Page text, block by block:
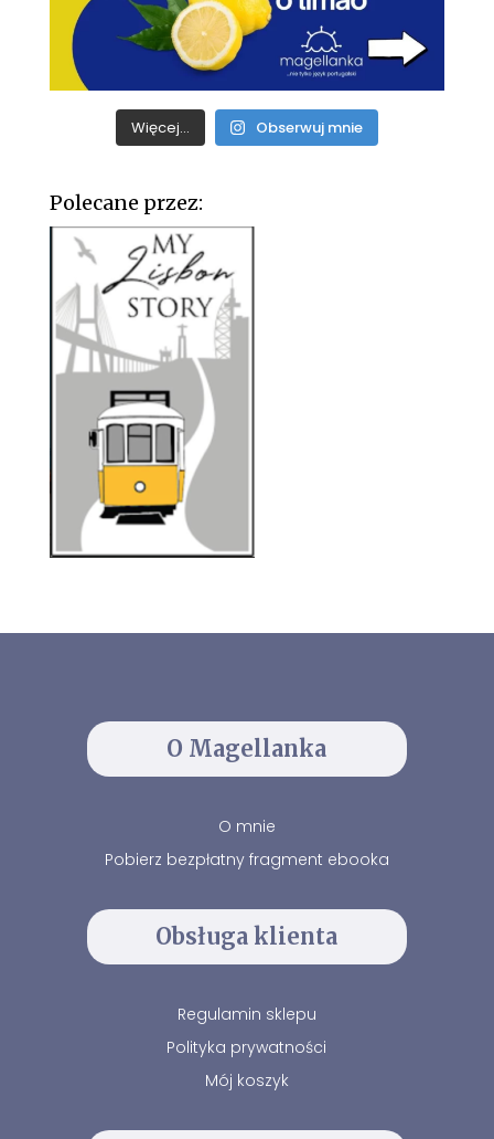
Więcej... Obserwuj mnie
Polecane przez:
O Magellanka
O mnie
Pobierz bezpłatny fragment ebooka
Obsługa klienta
Regulamin sklepu
Polityka prywatności
Mój koszyk